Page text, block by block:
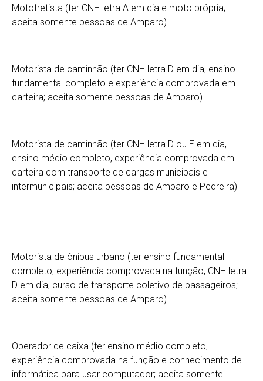
Motofretista (ter CNH letra A em dia e moto própria;
aceita somente pessoas de Amparo)
Motorista de caminhão (ter CNH letra D em dia, ensino
fundamental completo e experiência comprovada em
carteira; aceita somente pessoas de Amparo)
Motorista de caminhão (ter CNH letra D ou E em dia,
ensino médio completo, experiência comprovada em
carteira com transporte de cargas municipais e
intermunicipais; aceita pessoas de Amparo e Pedreira)
Motorista de ônibus urbano (ter ensino fundamental
completo, experiência comprovada na função, CNH letra
D em dia, curso de transporte coletivo de passageiros;
aceita somente pessoas de Amparo)
Operador de caixa (ter ensino médio completo,
experiência comprovada na função e conhecimento de
informática para usar computador; aceita somente